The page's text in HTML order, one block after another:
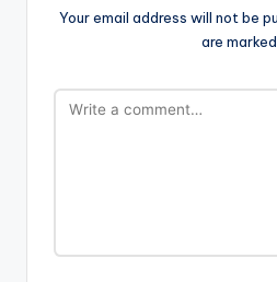
Your email address will not be
are marked